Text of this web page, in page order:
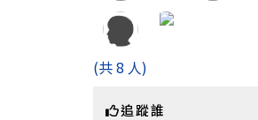
(共 8 人)
追蹤誰